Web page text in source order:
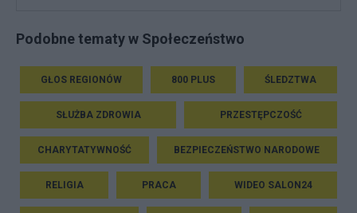
Podobne tematy w Społeczeństwo
GŁOS REGIONÓW 800 PLUS ŚLEDZTWA
SŁUŻBA ZDROWIA PRZESTĘPCZOŚĆ
CHARYTATYWNOŚĆ BEZPIECZEŃSTWO NARODOWE
RELIGIA PRACA WIDEO SALON24